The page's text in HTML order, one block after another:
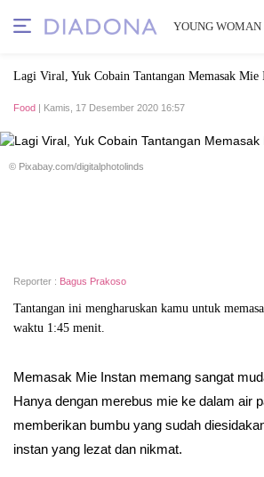
YOUNG WOMAN
Lagi Viral, Yuk Cobain Tantangan Memasak Mie
Food | Kamis, 17 Desember 2020 16:57
© Pixabay.com/digitalphotolinds
Reporter : Bagus Prakoso
Tantangan ini mengharuskan kamu untuk
waktu 1:45 menit.
Memasak Mie Instan memang sangat
Hanya dengan merebus mie ke dalam air
memberikan bumbu yang sudah
instan yang lezat dan nikmat.